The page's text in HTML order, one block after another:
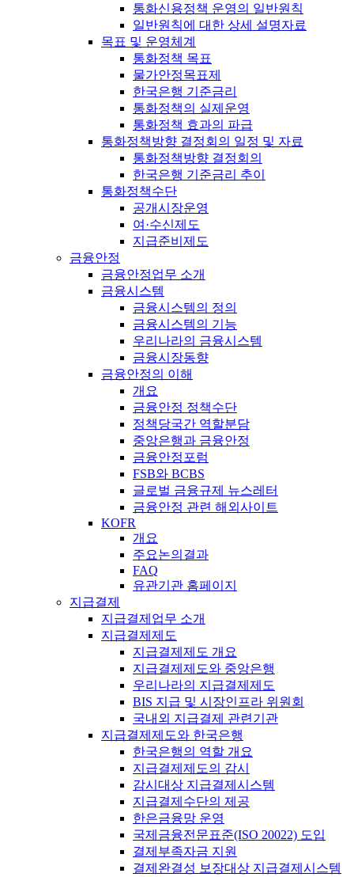
통화신용정책 운영의 일반원칙
일반원칙에 대한 상세 설명자료
목표 및 운영체계
통화정책 목표
물가안정목표제
한국은행 기준금리
통화정책의 실제운영
통화정책 효과의 파급
통화정책방향 결정회의 일정 및 자료
통화정책방향 결정회의
한국은행 기준금리 추이
통화정책수단
공개시장운영
여·수신제도
지급준비제도
금융안정
금융안정업무 소개
금융시스템
금융시스템의 정의
금융시스템의 기능
우리나라의 금융시스템
금융시장동향
금융안정의 이해
개요
금융안정 정책수단
정책당국간 역할분담
중앙은행과 금융안정
금융안정포럼
FSB와 BCBS
글로벌 금융규제 뉴스레터
금융안정 관련 해외사이트
KOFR
개요
주요논의결과
FAQ
유관기관 홈페이지
지급결제
지급결제업무 소개
지급결제제도
지급결제제도 개요
지급결제제도와 중앙은행
우리나라의 지급결제제도
BIS 지급 및 시장인프라 위원회
국내외 지급결제 관련기관
지급결제제도와 한국은행
한국은행의 역할 개요
지급결제제도의 감시
감시대상 지급결제시스템
지급결제수단의 제공
한은금융망 운영
국제금융전문표준(ISO 20022) 도입
결제부족자금 지원
결제완결성 보장대상 지급결제시스템